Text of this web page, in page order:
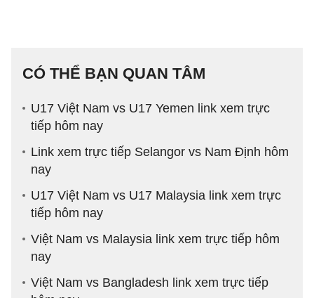
CÓ THỂ BẠN QUAN TÂM
U17 Việt Nam vs U17 Yemen link xem trực
tiếp hôm nay
Link xem trực tiếp Selangor vs Nam Định hôm
nay
U17 Việt Nam vs U17 Malaysia link xem trực
tiếp hôm nay
Việt Nam vs Malaysia link xem trực tiếp hôm
nay
Việt Nam vs Bangladesh link xem trực tiếp